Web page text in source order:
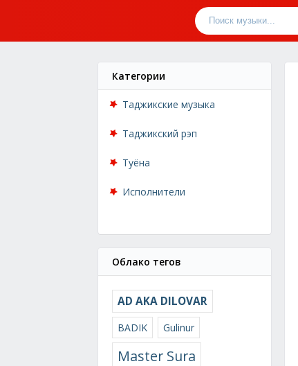
Категории
Таджикские музыка
Таджикский рэп
Туёна
Исполнители
Облако тегов
AD AKA DILOVAR
BADIK Gulinur
Master Sura